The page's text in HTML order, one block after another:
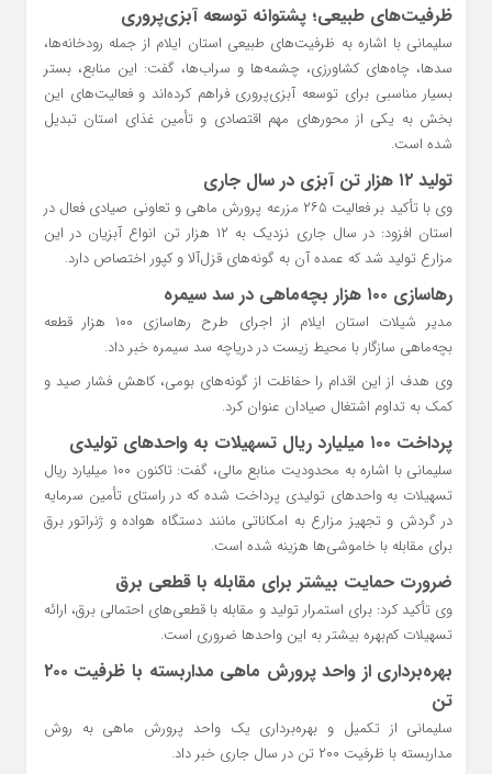
ظرفیت‌های طبیعی؛ پشتوانه توسعه آبزی‌پروری
سلیمانی با اشاره به ظرفیت‌های طبیعی استان ایلام از جمله رودخانه‌ها،
سدها، چاه‌های کشاورزی، چشمه‌ها و سراب‌ها، گفت: این منابع، بستر
بسیار مناسبی برای توسعه آبزی‌پروری فراهم کرده‌اند و فعالیت‌های این
بخش به یکی از محورهای مهم اقتصادی و تأمین غذای استان تبدیل
شده است.
تولید ۱۲ هزار تن آبزی در سال جاری
وی با تأکید بر فعالیت ۲۶۵ مزرعه پرورش ماهی و تعاونی صیادی فعال در
استان افزود: در سال جاری نزدیک به ۱۲ هزار تن انواع آبزیان در این
مزارع تولید شد که عمده آن به گونه‌های قزل‌آلا و کپور اختصاص دارد.
رهاسازی ۱۰۰ هزار بچه‌ماهی در سد سیمره
مدیر شیلات استان ایلام از اجرای طرح رهاسازی ۱۰۰ هزار قطعه
بچه‌ماهی سازگار با محیط زیست در دریاچه سد سیمره خبر داد.
وی هدف از این اقدام را حفاظت از گونه‌های بومی، کاهش فشار صید و
کمک به تداوم اشتغال صیادان عنوان کرد.
پرداخت ۱۰۰ میلیارد ریال تسهیلات به واحدهای تولیدی
سلیمانی با اشاره به محدودیت منابع مالی، گفت: تاکنون ۱۰۰ میلیارد ریال
تسهیلات به واحدهای تولیدی پرداخت شده که در راستای تأمین سرمایه
در گردش و تجهیز مزارع به امکاناتی مانند دستگاه هواده و ژنراتور برق
برای مقابله با خاموشی‌ها هزینه شده است.
ضرورت حمایت بیشتر برای مقابله با قطعی برق
وی تأکید کرد: برای استمرار تولید و مقابله با قطعی‌های احتمالی برق، ارائه
تسهیلات کم‌بهره بیشتر به این واحدها ضروری است.
بهره‌برداری از واحد پرورش ماهی مداربسته با ظرفیت ۲۰۰
تن
سلیمانی از تکمیل و بهره‌برداری یک واحد پرورش ماهی به روش
مداربسته با ظرفیت ۲۰۰ تن در سال جاری خبر داد.